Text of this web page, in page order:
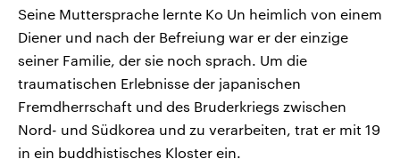
Seine Muttersprache lernte Ko Un heimlich von einem
Diener und nach der Befreiung war er der einzige
seiner Familie, der sie noch sprach. Um die
traumatischen Erlebnisse der japanischen
Fremdherrschaft und des Bruderkriegs zwischen
Nord- und Südkorea und zu verarbeiten, trat er mit 19
in ein buddhistisches Kloster ein.